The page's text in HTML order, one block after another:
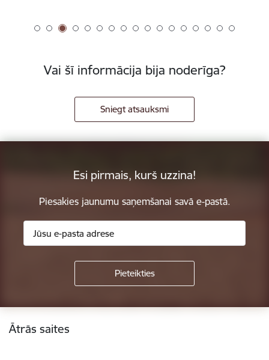
Vai šī informācija bija noderīga?
Sniegt atsauksmi
Esi pirmais, kurš uzzina!
Piesakies jaunumu saņemšanai savā e-pastā.
Kājene
Ātrās saites